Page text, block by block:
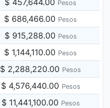
$ 457,644.00 Pesos
$ 686,466.00 Pesos
$ 915,288.00 Pesos
$ 1,144,110.00 Pesos
$ 2,288,220.00 Pesos
$ 4,576,440.00 Pesos
$ 11,441,100.00 Pesos